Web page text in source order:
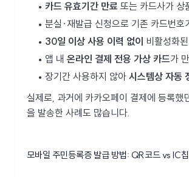
카드 유효기간 만료 또는 카드사가 상
분실·재발급 신청으로 기존 카드번호
30일 이상 사용 이력 없이 비활성화
앱 내 온라인 결제 전용 가상 카드가
장기간 사용하지 않아 시스템상 자동
실제로, 과거에 카카오페이 결제에 등록
을 발송한 사례도 많습니다.
모바일 주민등록증 발급 방법: QR코드 vs IC